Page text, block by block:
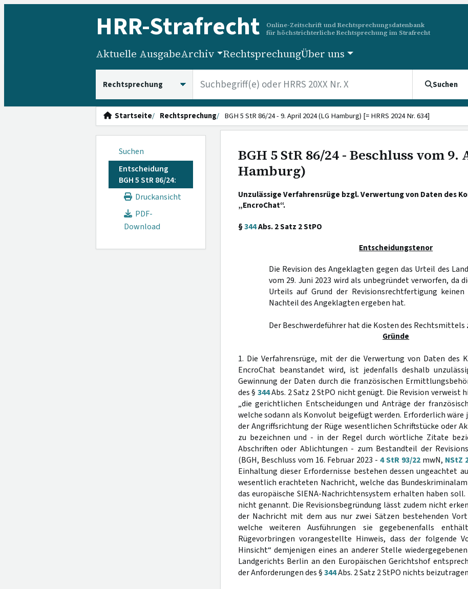
HRR-Strafrecht
Online-Zeitschrift und Rechtsprechungsdatenbank
für höchstrichterliche Rechtsprechung im Strafrecht
Aktuelle AusgabeArchiv RechtsprechungÜber uns
Suchen
Startseite Rechtsprechung BGH 5 StR 86/24 - 9. April 2024 (LG Hamburg) [= HRRS 2024 Nr. 634]
Suchen
Entscheidung
BGH 5 StR 86/24:
Druckansicht
PDF-
Download
BGH 5 StR 86/24 - Beschluss vom 9.
Hamburg)
Unzulässige Verfahrensrüge bzgl. Verwertung von Daten des
„EncroChat“.
§344Abs. 2 Satz 2 StPO
Entscheidungstenor
Die Revision des Angeklagten gegen das Urteil des
vom 29. Juni 2023 wird als unbegründet verworfen, da
Urteils auf Grund der Revisionsrechtfertigung
Nachteil des Angeklagten ergeben hat.
Der Beschwerdeführer hat die Kosten des Rechtsmittels
Gründe
1. Die Verfahrensrüge, mit der die Verwertung von Daten des
EncroChat beanstandet wird, ist jedenfalls deshalb
Gewinnung der Daten durch die französischen
des § 344Abs. 2 Satz 2 StPO nicht genügt. Die Revision verweist
„die gerichtlichen Entscheidungen und Anträge der
welche sodann als Konvolut beigefügt werden. Erforderlich wäre
der Angriffsrichtung der Rüge wesentlichen Schriftstücke oder
zu bezeichnen und - in der Regel durch wörtliche Zitate
Abschriften oder Ablichtungen - zum Bestandteil der
(BGH, Beschluss vom 16. Februar 2023 - 4 StR 93/22mwN, NStZ
Einhaltung dieser Erfordernisse bestehen dessen ungeachtet
wesentlich erachteten Nachricht, welche das
das europäische SIENA-Nachrichtensystem erhalten haben
nicht genannt. Die Revisionsbegründung lässt zudem nicht
der Nachricht mit dem aus nur zwei Sätzen bestehenden
welche weiteren Ausführungen sie gegebenenfalls
Rügevorbringen vorangestellte Hinweis, dass der folgende
Hinsicht“ demjenigen eines an anderer Stelle
Landgerichts Berlin an den Europäischen Gerichtshof
der Anforderungen des §344Abs. 2 Satz 2 StPO nichts